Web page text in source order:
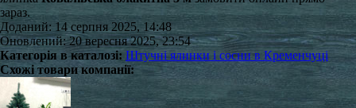
зараз.
Доданий: 14 серпня 2025, 14:48
Оновлений: 20 вересня 2025, 23:54
Категорія в каталозі: Штучні ялинки і сосни в Кременчуці
Схожі товари компанії: